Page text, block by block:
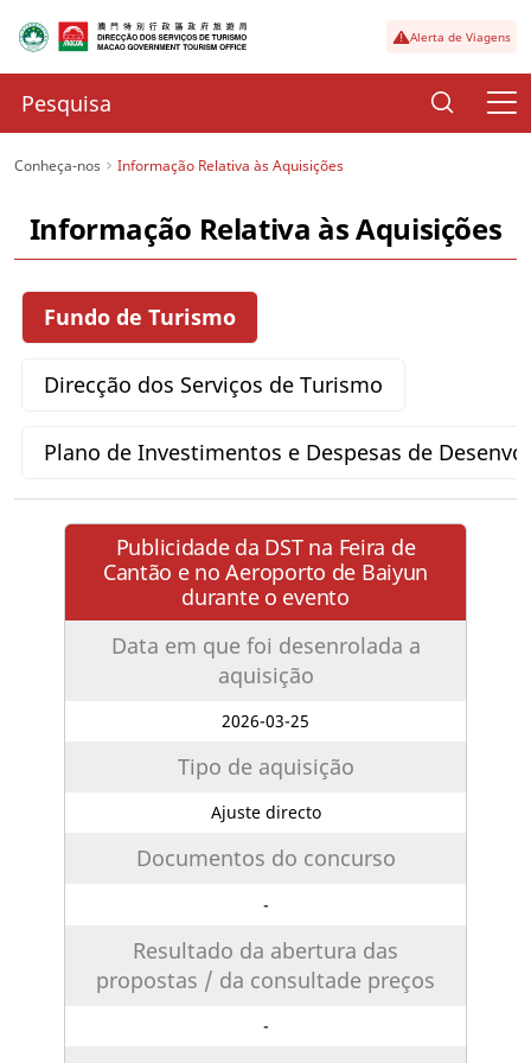
Alerta de Viagens
Conheça-nos Informação Relativa às Aquisições
Informação Relativa às Aquisições
Fundo de Turismo
Direcção dos Serviços de Turismo
Plano de Investimentos e Despesas de
Publicidade da DST na Feira de
Cantão e no Aeroporto de Baiyun
durante o evento
Data em que foi desenrolada a
aquisição
2026-03-25
Tipo de aquisição
Ajuste directo
Documentos do concurso
-
Resultado da abertura das
propostas / da consultade preços
-